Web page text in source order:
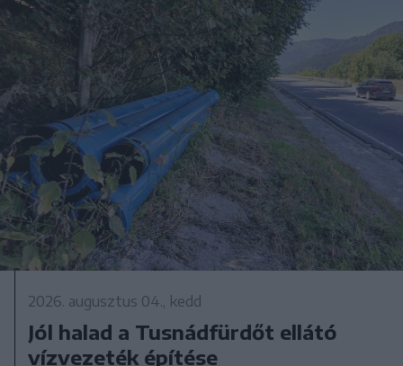
2026. augusztus 04., kedd
Jól halad a Tusnádfürdőt ellátó
vízvezeték építése